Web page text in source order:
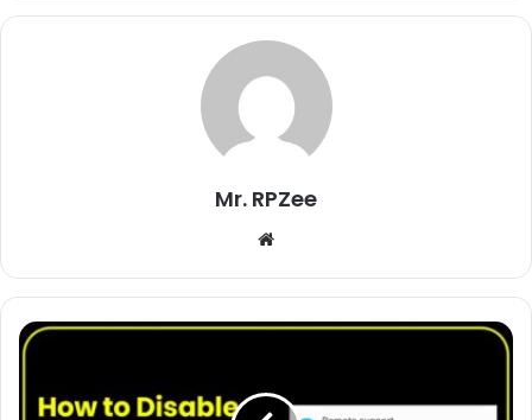
Mr. RPZee
Website